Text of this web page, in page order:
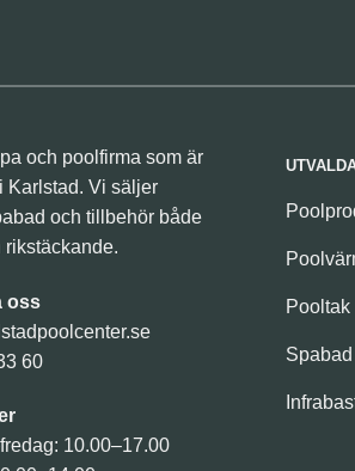
och poolfirma som är
Karlstad. Vi säljer
och tillbehör både
rikstäckande.
oss
60
10.00–17.00
Pooltak
Spabad